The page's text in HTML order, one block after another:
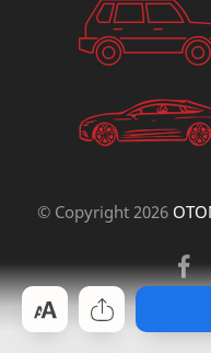
PAUGEOT
PROTON
RECK STERING
SPOORING
© Copyright 2026